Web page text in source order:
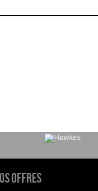
offres